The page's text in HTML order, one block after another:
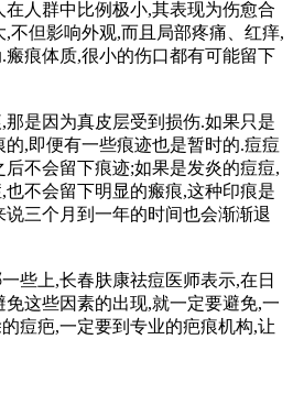
在人群中比例极小,其表现为伤愈合
不但影响外观,而且局部疼痛、红痒,
痕体质,很小的伤口都有可能留下
是因为真皮层受到损伤.如果只是
,即便有一些痕迹也是暂时的.痘痘
不会留下痕迹;如果是发炎的痘痘,
不会留下明显的瘢痕,这种印痕是
三个月到一年的时间也会渐渐退
些上,长春肤康祛痘医师表示,在日
这些因素的出现,就一定要避免,一
痘疤,一定要到专业的疤痕机构,让